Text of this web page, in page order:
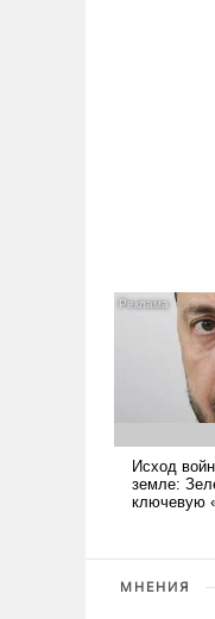
МНЕНИЯ